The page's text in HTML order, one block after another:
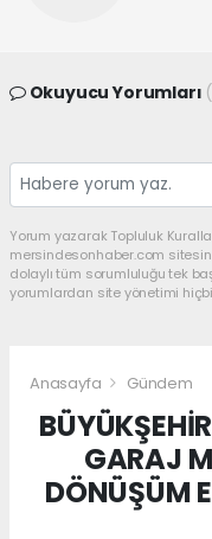
Okuyucu Yorumları
Yorum yazarak Topluluk
mersindesonhaber.com
dolaylı tüm sorumluluğu tek
yorumlardan site yönetimi
Anasayfa Gündem
GARAJ
DÖNÜŞÜM